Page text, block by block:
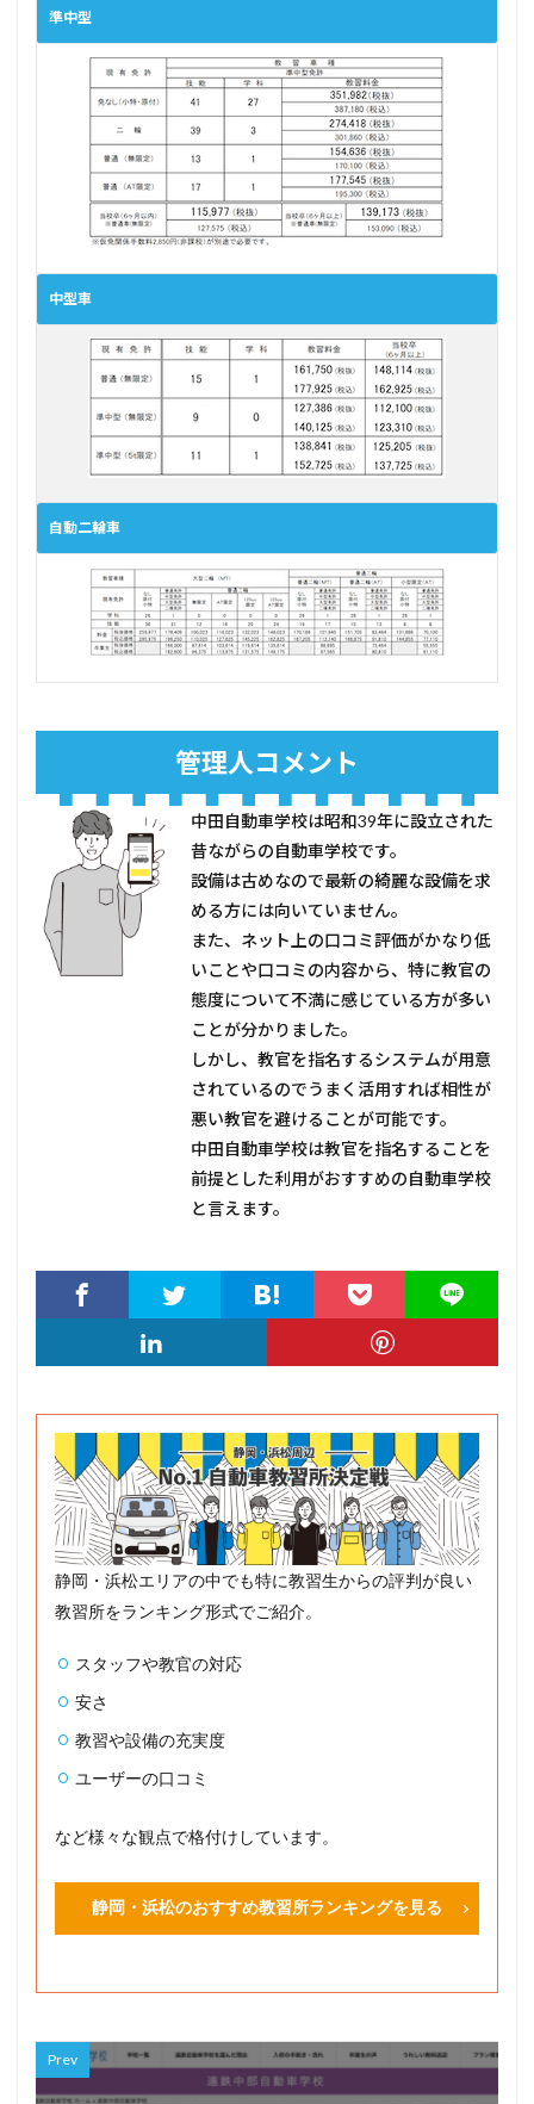
準中型
中型車
自動二輪車
管理人コメント
中田自動車学校は昭和39年に設立された
昔ながらの自動車学校です。
設備は古めなので最新の綺麗な設備を求
める方には向いていません。
また、ネット上の口コミ評価がかなり低
いことや口コミの内容から、特に教官の
態度について不満に感じている方が多い
ことが分かりました。
しかし、教官を指名するシステムが用意
されているのでうまく活用すれば相性が
悪い教官を避けることが可能です。
中田自動車学校は教官を指名することを
前提とした利用がおすすめの自動車学校
と言えます。
静岡・浜松エリアの中でも特に教習生からの評判が良い
教習所をランキング形式でご紹介。
スタッフや教官の対応
安さ
教習や設備の充実度
ユーザーの口コミ
など様々な観点で格付けしています。
静岡・浜松のおすすめ教習所ランキングを見る
Prev